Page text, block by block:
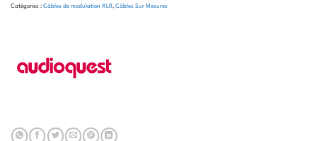
Catégories : Câbles de modulation XLR Câbles Sur Mesures